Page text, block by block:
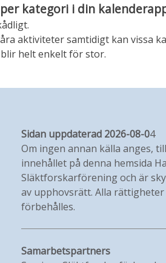
kategori i din
aktiviteter samtidigt kan vissa
blir helt enkelt för stor.
Sidan uppdaterad 2026-08-04
Om ingen annan källa anges,
innehållet på denna hemsida
Släktforskarförening och är
av upphovsrätt. Alla rättigheter
förbehålles.
Samarbetspartners